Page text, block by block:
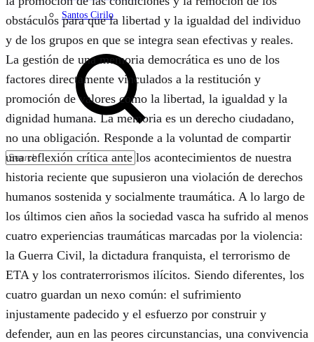
Santos Cirilo
Search
obstáculos para que la libertad y la igualdad del individuo
y de los grupos en que se integra sean efectivas y reales.
La gestión de una memoria democrática es uno de los
factores directamente vinculados a la restitución y
promoción de valores como la libertad, la igualdad y la
dignidad humana. La memoria es un derecho ciudadano,
no una obligación. Responde a la voluntad de compartir
una reflexión crítica ante los acontecimientos de nuestra
historia reciente que supusieron una violación de derechos
humanos sostenida y socialmente traumática. A lo largo de
los últimos cien años la sociedad vasca ha sufrido al menos
cuatro experiencias traumáticas marcadas por la violencia:
la Guerra Civil, la dictadura franquista, el terrorismo de
ETA y los contraterrorismos ilícitos. Siendo diferentes, los
cuatro guardan un nexo común: el sufrimiento
injustamente padecido y el esfuerzo por construir y
defender, aun en las peores circunstancias, una convivencia